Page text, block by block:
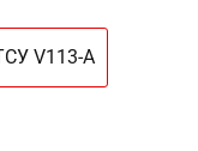
V113-A